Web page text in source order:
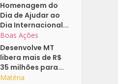
Homenagem do
Dia de Ajudar ao
Dia Internacional...
Boas Ações
Desenvolve MT
libera mais de R$
35 milhões para...
Matéria